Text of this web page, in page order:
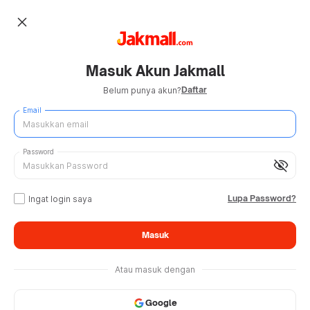
close
Masuk Akun Jakmall
Belum punya akun?Daftar
Email
visibility_off
Password
Ingat login saya Lupa Password?
Masuk
Atau masuk dengan
Google